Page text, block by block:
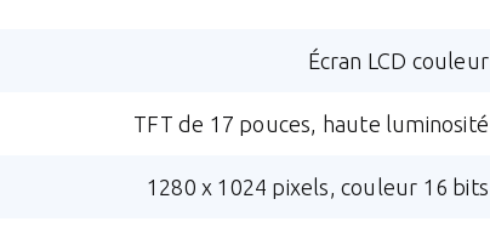
Écran LCD couleur
TFT de 17 pouces, haute luminosité
1280 x 1024 pixels, couleur 16 bits